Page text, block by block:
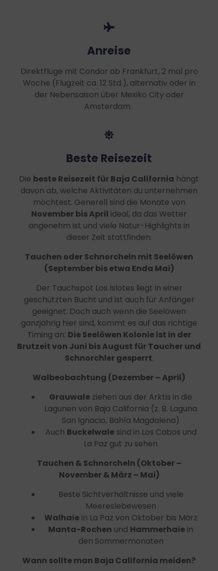
Anreise
Direktflüge mit Condor ab Frankfurt, 2 mal pro
Woche (Flugzeit ca. 12 Std.), alternativ oder in
der Nebensaison über Mexiko City oder
Amsterdam.
Beste Reisezeit
Die beste Reisezeit für Baja California hängt
davon ab, welche Aktivitäten du unternehmen
möchtest. Generell sind die Monate von
November bis April ideal, da das Wetter
angenehm ist und viele Natur-Highlights in
dieser Zeit stattfinden.
Tauchen oder Schnorcheln mit Seelöwen
(September bis etwa Enda Mai)
Der Tauchspot Los Islotes liegt in einer
geschützten Bucht und ist auch für Anfänger
geeignet. Doch auch wenn die Seelöwen
ganzjährig hier sind, kommt es auf das richtige
Timing an: DieSeelöwen Kolonie ist in der
Brutzeit von Juni bis August für Taucher und
Schnorchler gesperrt.
Walbeobachtung (Dezember – April)
Grauwale ziehen aus der Arktis in die
Lagunen von Baja California (z. B. Laguna
San Ignacio, Bahía Magdalena)
Auch Buckelwalesind in Los Cabos und
La Paz gut zu sehen
Tauchen & Schnorcheln (Oktober –
November & März – Mai)
Beste Sichtverhältnisse und viele
Meereslebewesen
Walhaiein La Paz von Oktober bis März
Manta-Rochen und Hammerhaie in
den Sommermonaten
Wann sollte man Baja California meiden?